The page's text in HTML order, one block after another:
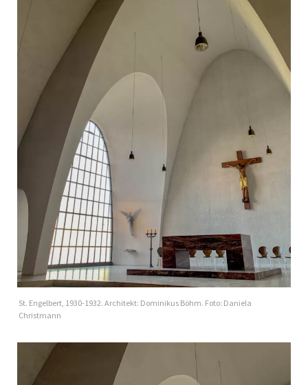
St. Engelbert, 1930-1932. Architekt: Dominikus Böhm. Foto: Daniela
Christmann